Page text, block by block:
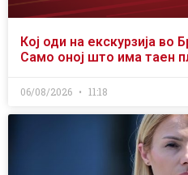
Кој оди на екскурзија во
Само оној што има таен
06/08/2026 11:18